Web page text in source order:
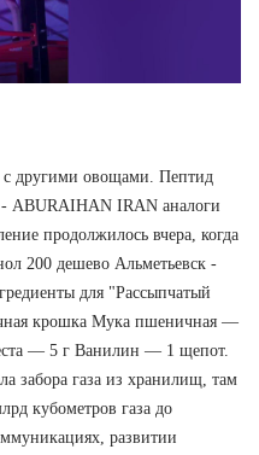
другими овощами. Пептид
ABURAIHAN IRAN аналоги
продолжилось вчера, когда
200 дешево Альметьевск -
для "Рассыпчатый
крошка Мука пшеничная —
— 5 г Ванилин — 1 щепот.
забора газа из хранилищ, там
кубометров газа до
развитии